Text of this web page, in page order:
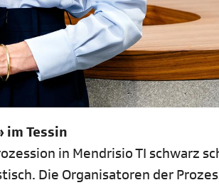
im Tessin
in Mendrisio TI schwarz
Die Organisatoren der